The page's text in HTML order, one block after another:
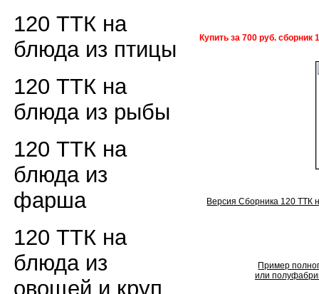
120 ТТК на
блюда из птицы
120 ТТК на
блюда из рыбы
120 ТТК на
блюда из
фарша
120 ТТК на
блюда из
овощей и круп
Купить за 700 руб.
Версия Сборника 120 ТТК
Пример
или